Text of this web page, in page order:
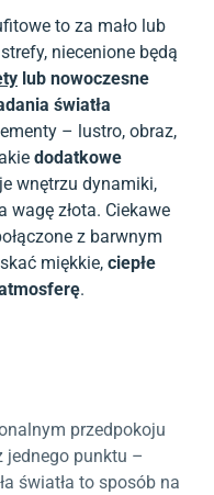
to za mało lub
niecenione będą
lub nowoczesne
światła
– lustro, obraz,
dodatkowe
wnętrzu dynamiki,
wagę złota. Ciekawe
z barwnym
miękkie, ciepłe
.
przedpokoju
jednego punktu –
światła to sposób na